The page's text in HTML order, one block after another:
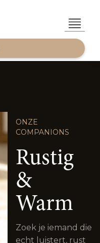
ONZE
COMPANIONS
Rustig
&
Warm
Zoek je iemand die
echt luistert, rust